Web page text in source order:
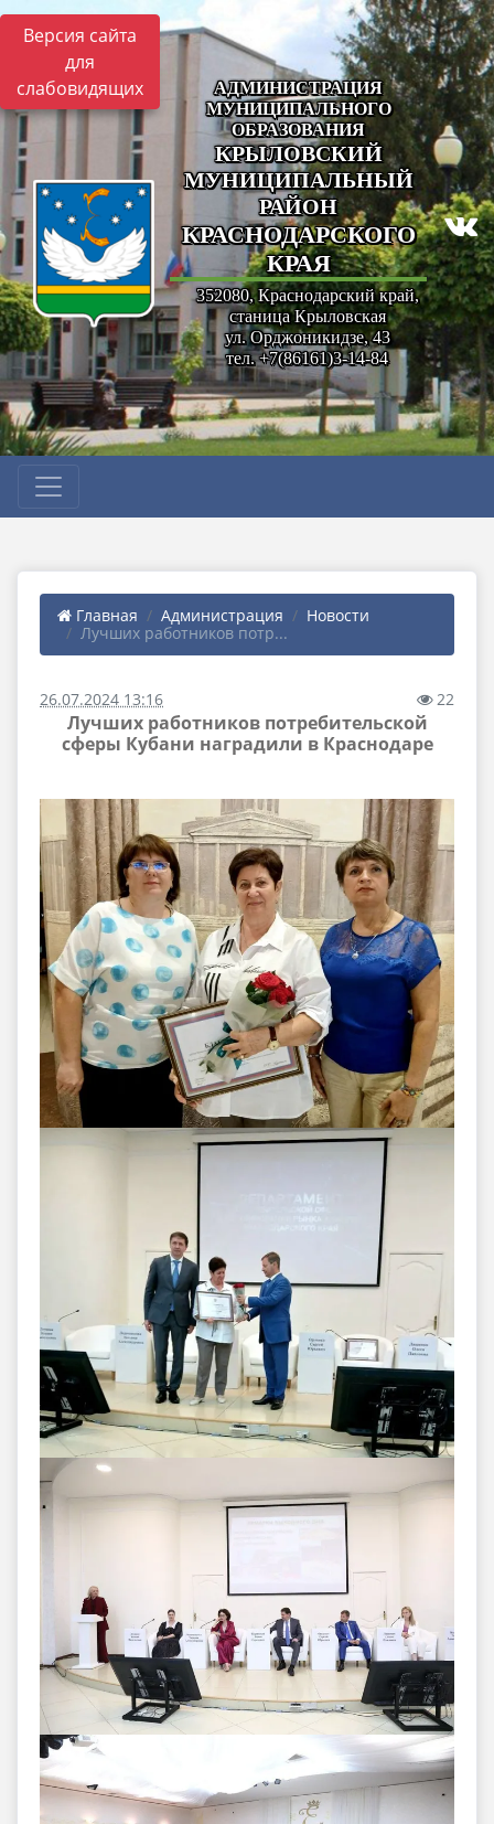
Версия сайта
для
слабовидящих
АДМИНИСТРАЦИЯ
МУНИЦИПАЛЬНОГО
ОБРАЗОВАНИЯ
КРЫЛОВСКИЙ
МУНИЦИПАЛЬНЫЙ
РАЙОН
КРАСНОДАРСКОГО
КРАЯ
352080, Краснодарский край,
станица Крыловская
ул. Орджоникидзе, 43
тел. +7(86161)3-14-84
Главная Администрация
Новости
Лучших работников потр...
26.07.2024 13:16 22
Лучших работников потребительской
сферы Кубани наградили в Краснодаре